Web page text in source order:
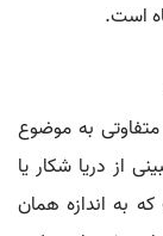
است.
به موضوع
از دریا شکار یا
به اندازه همان